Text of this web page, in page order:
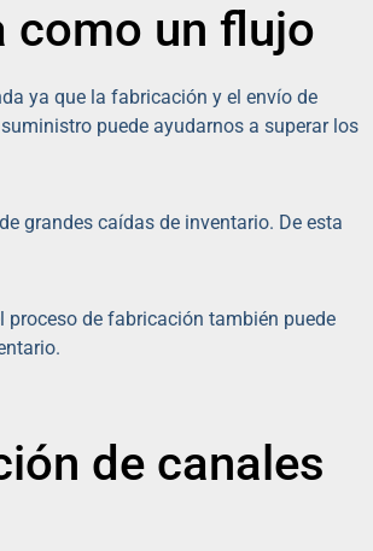
como un flujo
ya que la fabricación y el envío de
puede ayudarnos a superar los
grandes caídas de inventario. De esta
proceso de fabricación también puede
de canales